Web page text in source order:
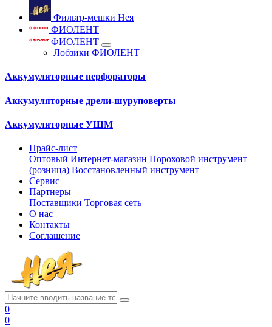
Фильтр-мешки Нея
ФИОЛЕНТ
ФИОЛЕНТ
Лобзики ФИОЛЕНТ
Аккумуляторные перфораторы
Аккумуляторные дрели-шуруповерты
Аккумуляторные УШМ
Прайс-лист
Оптовый Интернет-магазин Пороховой инструмент
(розница) Восстановленный инструмент
Сервис
Партнеры
Поставщики Торговая сеть
О нас
Контакты
Соглашение
0
0